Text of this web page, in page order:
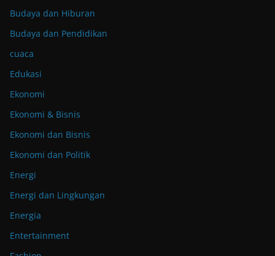
Budaya dan Hiburan
Budaya dan Pendidikan
cuaca
Edukasi
Ekonomi
Ekonomi & Bisnis
Ekonomi dan Bisnis
Ekonomi dan Politik
Energi
Energi dan Lingkungan
Energia
Entertainment